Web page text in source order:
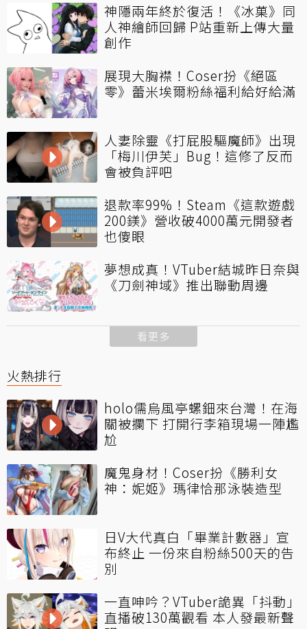
神隱兩年終於復活！《冰菓》同
人神繪師回歸 P站重新上傳大量
創作
展現大胸襟！Coser扮《絕區
零》蕾米埃爾粉絲福利給好給滿
人妻除靈《打屁股驅魔師》出現
「梅川伊芙」Bug！這修了反而
會被負評吧
退款率99%！Steam《這款遊戲
200鎂》營收破4000萬元開發者
也傻眼
夢想成真！VTuber結城昨日奈與
《刀劍神域》推出聯動周邊
看更多
火熱排行
holo儒烏風亭螺鈿來台灣！在海
關被攔下 打開行李箱現場一陣尷
尬
魔鬼身材！Coser扮《勝利女
神：妮姬》瑪律恰那泳裝造型
日V大代真白「畢業計數器」宣
布終止 一份來自粉絲500天的告
別
一直呻吟？VTuber詭異「抖動」
直播破130萬觀看 本人發最新聲